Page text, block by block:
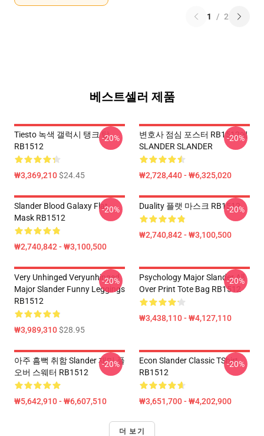
1 / 2
베스트셀러 제품
Tiesto 녹색 갤럭시 탱크 탑
RB1512
₩3,369,210$24.45
-20%
변호사 점심 포스터 RB1512에
SLANDER SLANDER
₩2,728,440 - ₩6,325,020
-20%
Slander Blood Galaxy Flat
Mask RB1512
₩2,740,842 - ₩3,100,500
-20% Duality 플랫 마스크 RB1512
₩2,740,842 - ₩3,100,500
-20%
Very Unhinged Veryunhinged
Major Slander Funny Leggings
RB1512
₩3,989,310$28.95
-20%
Psychology Major Slander All
Over Print Tote Bag RB1512
₩3,438,110 - ₩4,127,110
-20%
아주 흠뻑 취함 Slander 재미 풀
오버 스웨터 RB1512
₩5,642,910 - ₩6,607,510
-20%
Econ Slander Classic TShirt
RB1512
₩3,651,700 - ₩4,202,900
-20%
더 보기